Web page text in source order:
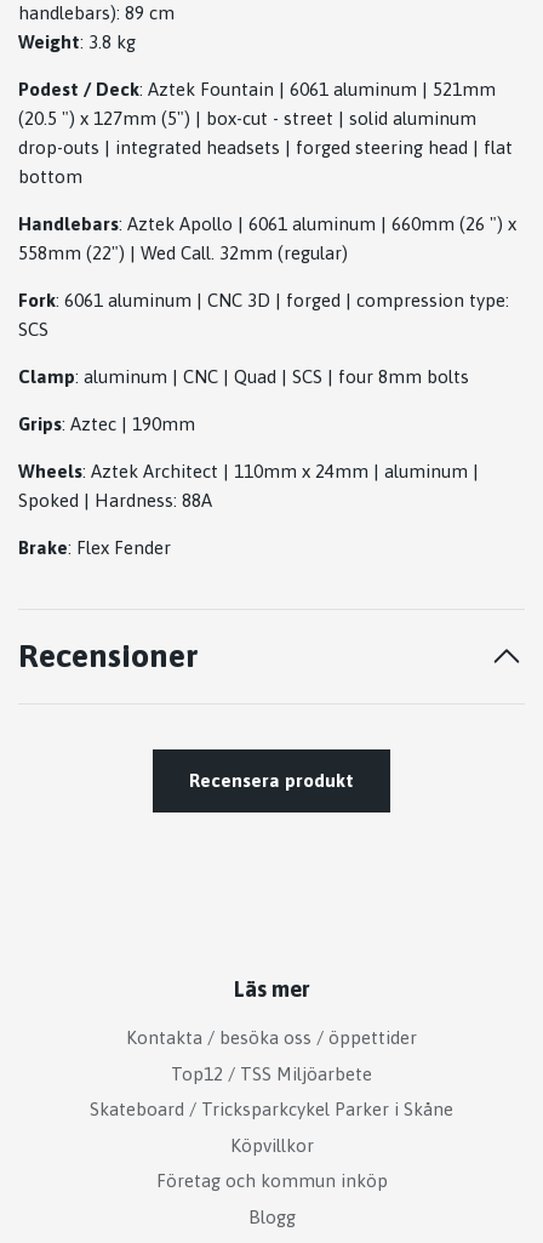
handlebars): 89 cm
Weight: 3.8 kg
Podest / Deck: Aztek Fountain | 6061 aluminum | 521mm
(20.5 ") x 127mm (5") | box-cut - street | solid aluminum
drop-outs | integrated headsets | forged steering head | flat
bottom
Handlebars: Aztek Apollo | 6061 aluminum | 660mm (26 ") x
558mm (22") | Wed Call. 32mm (regular)
Fork: 6061 aluminum | CNC 3D | forged | compression type:
SCS
Clamp: aluminum | CNC | Quad | SCS | four 8mm bolts
Grips: Aztec | 190mm
Wheels: Aztek Architect | 110mm x 24mm | aluminum |
Spoked | Hardness: 88A
Brake: Flex Fender
Recensioner
Recensera produkt
Läs mer
Kontakta / besöka oss / öppettider
Top12 / TSS Miljöarbete
Skateboard / Tricksparkcykel Parker i Skåne
Köpvillkor
Företag och kommun inköp
Blogg